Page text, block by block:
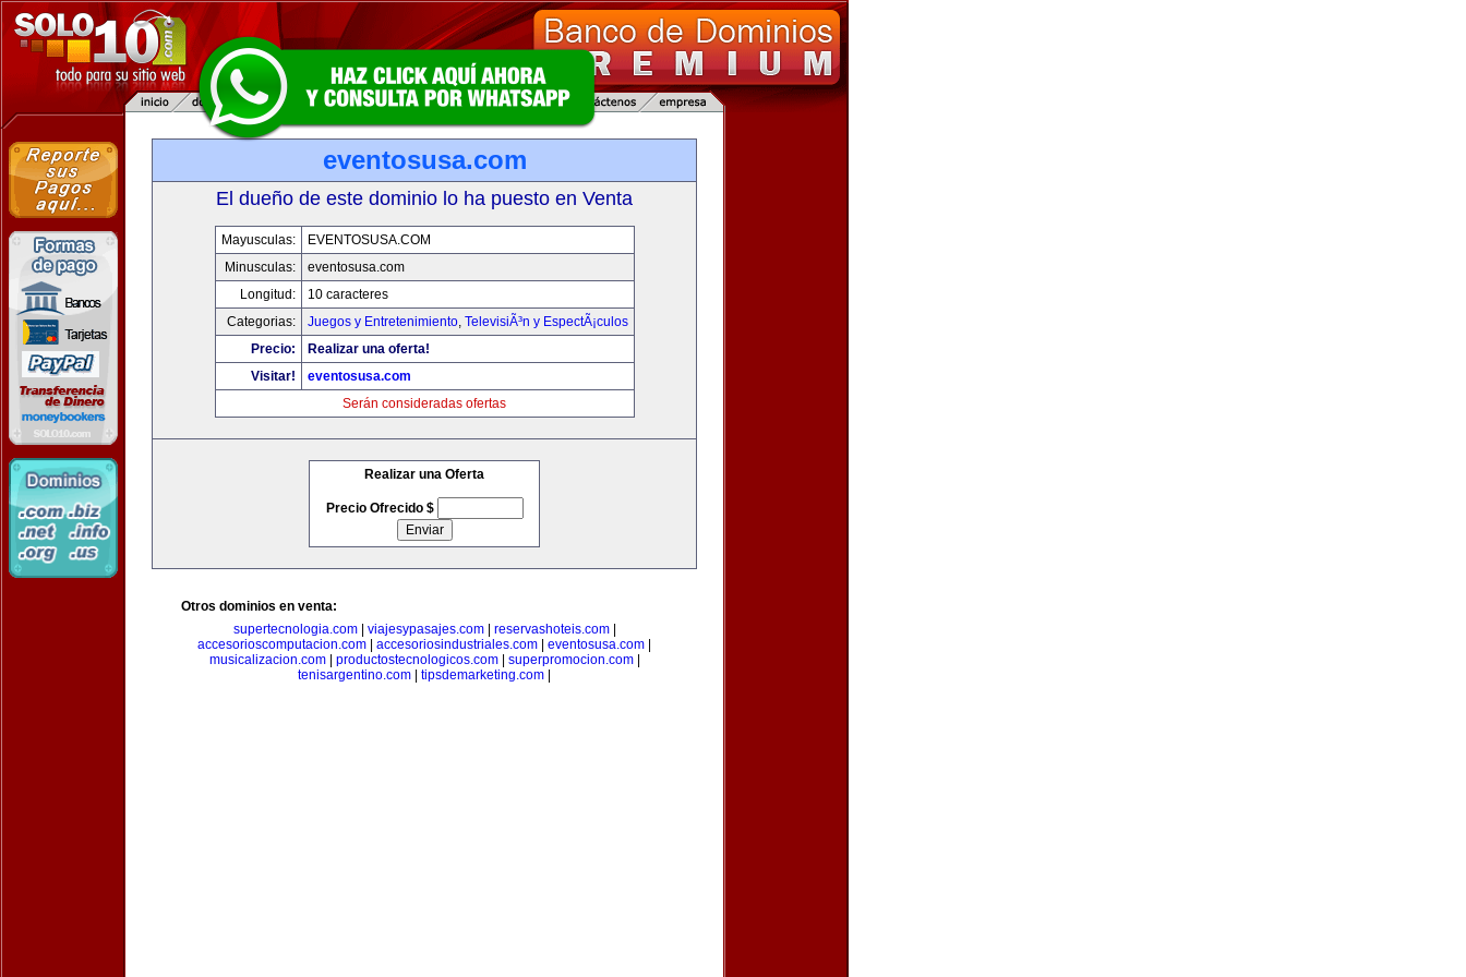
eventosusa.com
El dueño de este dominio lo ha puesto en Venta
Mayusculas:
EVENTOSUSA.COM
Minusculas:
eventosusa.com
Longitud:
10 caracteres
Categorias:
Juegos y Entretenimiento, TelevisiÃ³n y EspectÃ¡culos
Precio:
Realizar una oferta!
Visitar!
eventosusa.com
Serán consideradas ofertas
Realizar una Oferta
Precio Ofrecido $
Otros dominios en venta:
supertecnologia.com| viajesypasajes.com| reservashoteis.com|
accesorioscomputacion.com
accesoriosindustriales.com eventosusa.com
musicalizacion.com| productostecnologicos.com| superpromocion.com|
tenisargentino.com
tipsdemarketing.com